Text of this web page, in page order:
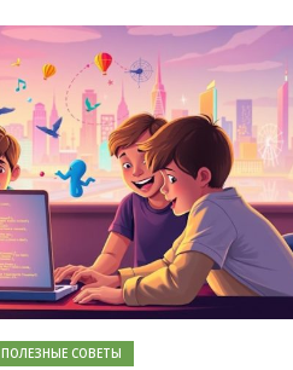
ПОЛЕЗНЫЕ СОВЕТЫ